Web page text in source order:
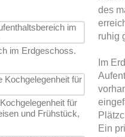
im Erdgeschoss.
für
und Frühstück,
des
ruhig
Im
Ein